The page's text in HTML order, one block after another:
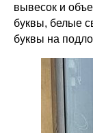
вывесок и
буквы, белые
буквы на